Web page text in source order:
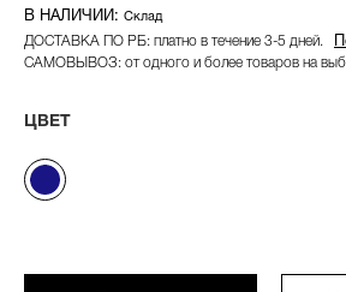
Склад
ДОСТАВКА ПО РБ: платно в течение 3-5 дней.
САМОВЫВОЗ: от одного и более товаров на
ЦВЕТ